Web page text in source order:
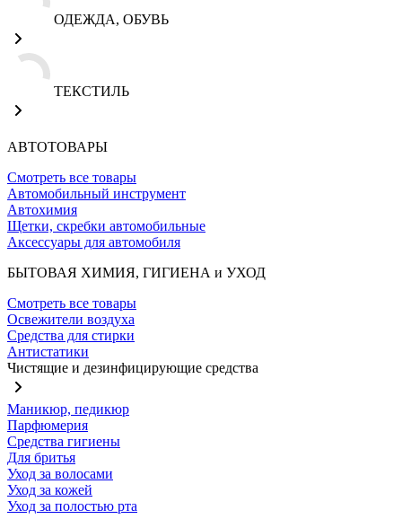
ОДЕЖДА, ОБУВЬ
ТЕКСТИЛЬ
АВТОТОВАРЫ
Смотреть все товары
Автомобильный инструмент
Автохимия
Щетки, скребки автомобильные
Аксессуары для автомобиля
БЫТОВАЯ ХИМИЯ, ГИГИЕНА и УХОД
Смотреть все товары
Освежители воздуха
Средства для стирки
Антистатики
Чистящие и дезинфицирующие средства
Маникюр, педикюр
Парфюмерия
Средства гигиены
Для бритья
Уход за волосами
Уход за кожей
Уход за полостью рта